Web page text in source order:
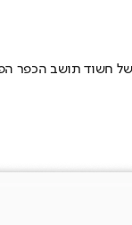
חשוד תושב הכפר